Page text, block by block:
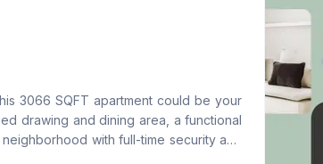
সার্ভেন্ট রুম
Yes
3066 SQFT apartment could be your
drawing and dining area, a functional
with full-time security and